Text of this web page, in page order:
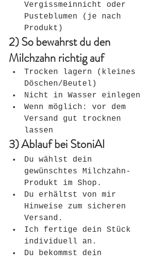
Vergissmeinnicht oder
Pusteblumen (je nach
Produkt)
2) So bewahrst du den
Milchzahn richtig auf
Trocken lagern (kleines
Döschen/Beutel)
Nicht in Wasser einlegen
Wenn möglich: vor dem
Versand gut trocknen
lassen
3) Ablauf bei StoniAl
Du wählst dein
gewünschtes Milchzahn-
Produkt im Shop.
Du erhältst von mir
Hinweise zum sicheren
Versand.
Ich fertige dein Stück
individuell an.
Du bekommst dein